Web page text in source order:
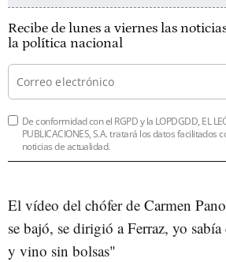
Recibe de lunes a viernes las
la política nacional
De conformidad con el RGPD y la LOPDGDD, EL
PUBLICACIONES, S.A. tratará los datos facilitados
noticias de actualidad.
El vídeo del chófer de Carmen
se bajó, se dirigió a Ferraz, yo
y vino sin bolsas"